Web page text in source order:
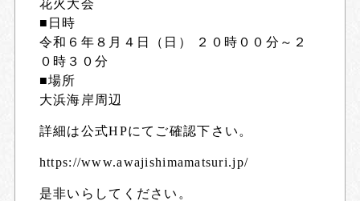
花火大会
■日時
令和６年８月４日（日） ２０時００分～２
０時３０分
■場所
大浜海岸周辺
詳細は公式HPにてご確認下さい。
https://www.awajishimamatsuri.jp/
是非いらしてください。